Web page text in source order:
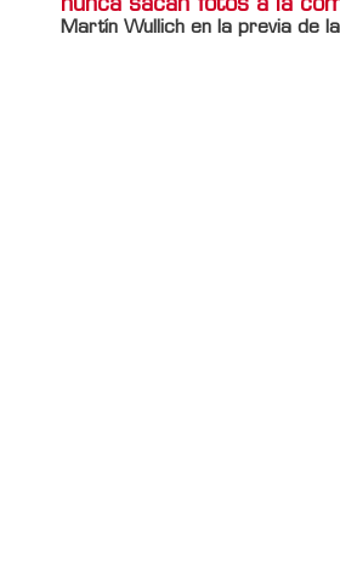
nunca sacan fotos a la
Martín Wullich en la previa de